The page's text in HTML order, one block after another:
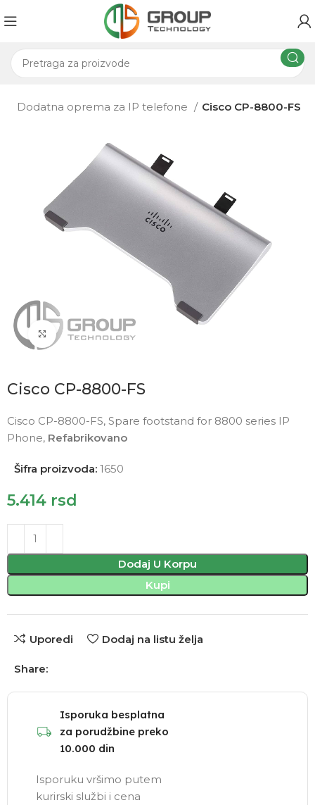
Dodatna oprema za IP telefone Cisco CP-8800-FS
Click to enlarge
Cisco CP-8800-FS
Cisco CP-8800-FS, Spare footstand for 8800 series IP
Phone, Refabrikovano
Šifra proizvoda:1650
5.414 rsd
Dodaj U Korpu
Kupi
Uporedi Dodaj na listu želja
Share:
Isporuka besplatna
za porudžbine preko
10.000 din
Isporuku vršimo putem
kurirski službi i cena